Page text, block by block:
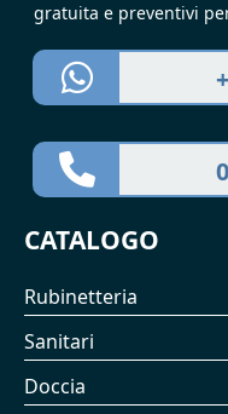
gratuita e preventivi
CATALOGO
Rubinetteria
Sanitari
Doccia